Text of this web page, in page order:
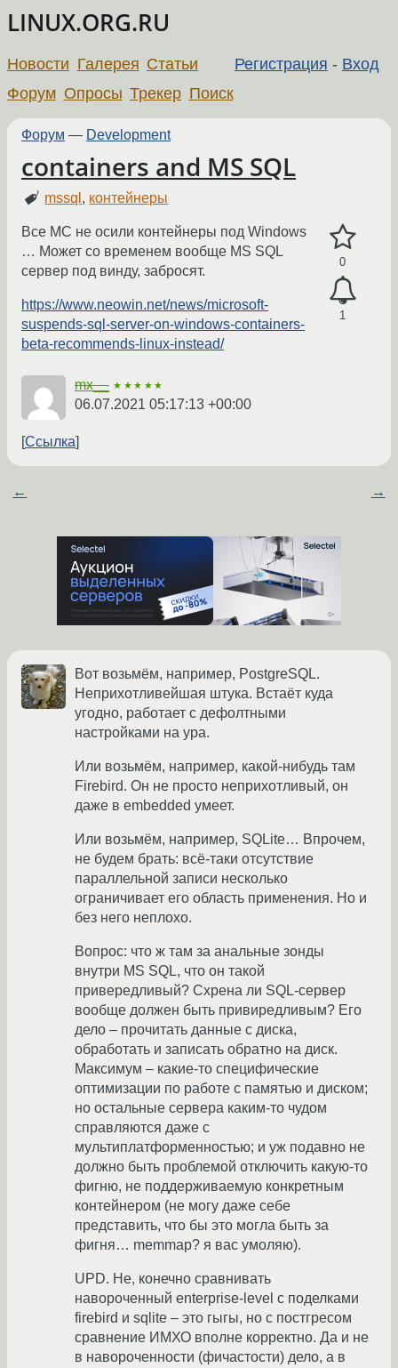
LINUX.ORG.RU
Регистрация - Вход
Новости Галерея Статьи
Форум Опросы Трекер Поиск
Форум — Development
containers and MS SQL
mssql , контейнеры
0
1
Все МС не осили контейнеры под Windows
… Может со временем вообще MS SQL
сервер под винду, забросят.
https://www.neowin.net/news/microsoft-
suspends-sql-server-on-windows-containers-
beta-recommends-linux-instead/
mx__ ★★★★★
06.07.2021 05:17:13 +00:00
Ссылка
← →
Вот возьмём, например, PostgreSQL.
Неприхотливейшая штука. Встаёт куда
угодно, работает с дефолтными
настройками на ура.
Или возьмём, например, какой-нибудь там
Firebird. Он не просто неприхотливый, он
даже в embedded умеет.
Или возьмём, например, SQLite… Впрочем,
не будем брать: всё-таки отсутствие
параллельной записи несколько
ограничивает его область применения. Но и
без него неплохо.
Вопрос: что ж там за анальные зонды
внутри MS SQL, что он такой
привередливый? Схрена ли SQL-сервер
вообще должен быть привиредливым? Его
дело – прочитать данные с диска,
обработать и записать обратно на диск.
Максимум – какие-то специфические
оптимизации по работе с памятью и диском;
но остальные сервера каким-то чудом
справляются даже с
мультиплатформенностью; и уж подавно не
должно быть проблемой отключить какую-то
фигню, не поддерживаемую конкретным
контейнером (не могу даже себе
представить, что бы это могла быть за
фигня… memmap? я вас умоляю).
UPD. Не, конечно сравнивать
навороченный enterprise-level с поделками
firebird и sqlite – это гыгы, но с постгресом
сравнение ИМХО вполне корректно. Да и не
в навороченности (фичастости) дело, а в